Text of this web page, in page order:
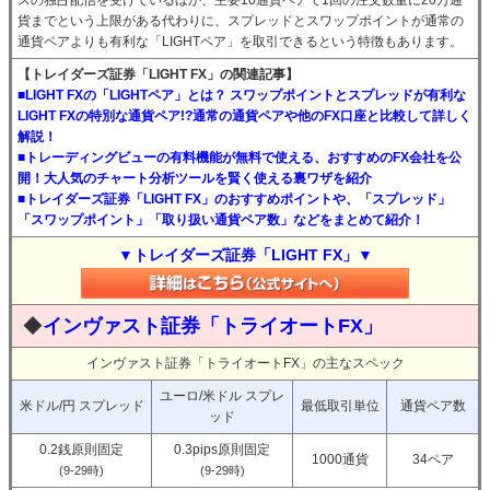
貨までという上限がある代わりに、スプレッドとスワップポイントが通常の
通貨ペアよりも有利な「LIGHTペア」を取引できるという特徴もあります。
【トレイダーズ証券「LIGHT FX」の関連記事】
■LIGHT FXの「LIGHTペア」とは？ スワップポイントとスプレッドが有利な
LIGHT FXの特別な通貨ペア!?通常の通貨ペアや他のFX口座と比較して詳しく
解説！
■トレーディングビューの有料機能が無料で使える、おすすめのFX会社を公
開！大人気のチャート分析ツールを賢く使える裏ワザを紹介
■トレイダーズ証券「LIGHT FX」のおすすめポイントや、「スプレッド」
「スワップポイント」「取り扱い通貨ペア数」などをまとめて紹介！
▼トレイダーズ証券「LIGHT FX」▼
◆インヴァスト証券「トライオートFX」
インヴァスト証券「トライオートFX」の主なスペック
米ドル/円 スプレッド
ユーロ/米ドル スプレ
ッド
最低取引単位 通貨ペア数
0.2銭原則固定
(9-29時)
0.3pips原則固定
(9-29時)
1000通貨 34ペア